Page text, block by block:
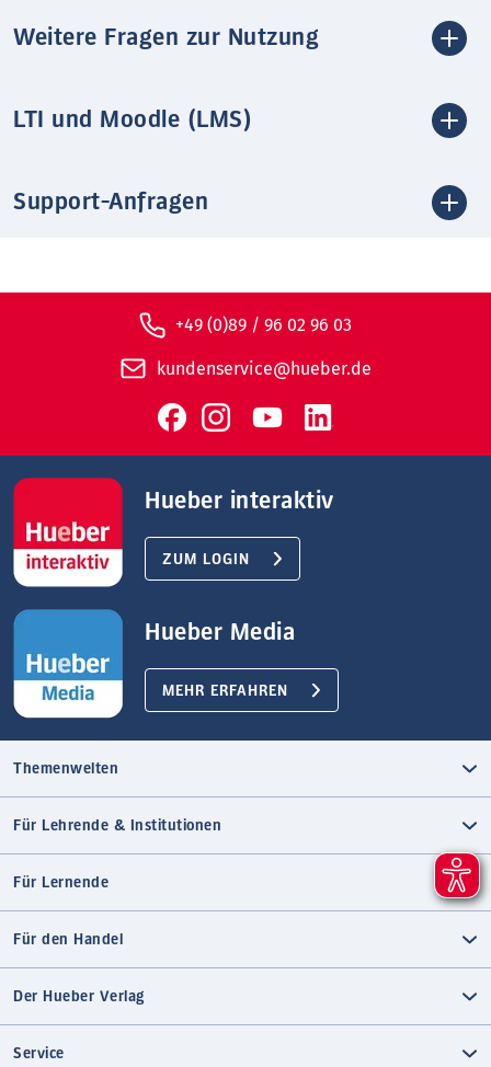
Weitere Fragen zur Nutzung
LTI und Moodle (LMS)
Support-Anfragen
+49 (0)89 / 96 02 96 03
kundenservice@hueber.de
Hueber interaktiv
ZUM LOGIN
Hueber Media
MEHR ERFAHREN
Themenwelten
Für Lehrende & Institutionen
Für Lernende
Für den Handel
Der Hueber Verlag
Service